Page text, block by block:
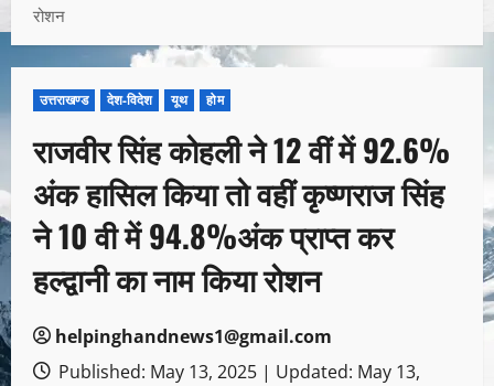
रोशन
उत्तराखण्ड देश-विदेश यूथ होम
राजवीर सिंह कोहली ने 12 वीं में 92.6%
अंक हासिल किया तो वहीं कृष्णराज सिंह
ने 10 वी में 94.8%अंक प्राप्त कर
हल्द्वानी का नाम किया रोशन
helpinghandnews1@gmail.com
Published: May 13, 2025 | Updated: May 13,